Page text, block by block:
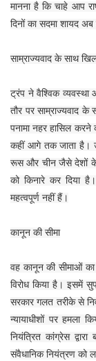
मानना है कि चाहे आप
दिनों का सदमा शायद अब
साम्राज्यवाद के साथ
ट्रंप ने वैश्विक व्यवस्था
तौर पर साम्राज्यवाद
पनामा नहर हासिल
कहीं आगे तक जाता है।
रूस और चीन जैसे देशों के
को किनारे कर दिया
महत्वपूर्ण नहीं हैं।
कानून की सीमा
वह कानून की सीमाओं
विरोध किया है। इसमें
सरकार गलत तरीके से
न्यायाधीशों पर हमला
नियंत्रित कांग्रेस
संवैधानिक नियंत्रण को